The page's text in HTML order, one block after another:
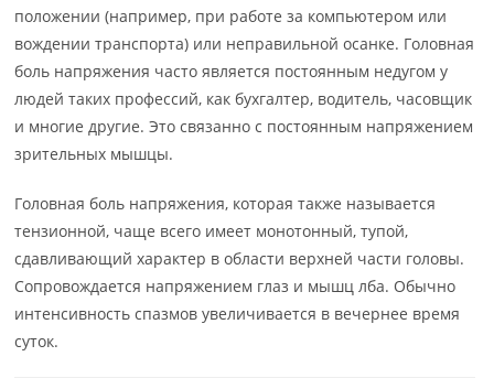
положении (например, при работе за компьютером или
вождении транспорта) или неправильной осанке. Головная
боль напряжения часто является постоянным недугом у
людей таких профессий, как бухгалтер, водитель, часовщик
и многие другие. Это связанно с постоянным напряжением
зрительных мышцы.
Головная боль напряжения, которая также называется
тензионной, чаще всего имеет монотонный, тупой,
сдавливающий характер в области верхней части головы.
Сопровождается напряжением глаз и мышц лба. Обычно
интенсивность спазмов увеличивается в вечернее время
суток.